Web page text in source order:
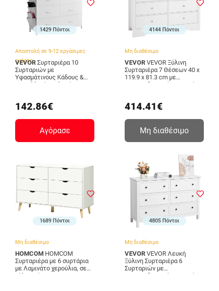
1429 Πόντοι
Αποστολή σε 9-12 εργάσιμες
ημέρες
VEVOR
Συρταριών με
Υφασμάτινους Κάδους &
Μεταλλικό Σκελετό 1000 x
VEVOR
142.86€
Αγόρασε
4144 Πόντοι
Μη διαθέσιμο
VEVOR
Συρταριέρα 7 Θέσεων 40 x
119.9 x 81.3 cm με
Αντικραδασμική Συσκευή
414.41€
Μη διαθέσιμο
1689 Πόντοι
Μη διαθέσιμο
HOMCOM
Συρταριέρα με 6 συρτάρια
με Λαμινάτο χερούλια, σε
ξύλο πεύκου, 120x40x76
4805 Πόντοι
Μη διαθέσιμο
VEVOR
Ξύλινη Συρταριέρα 6
Συρταριών με
Αντικραδασμική Συσκευή